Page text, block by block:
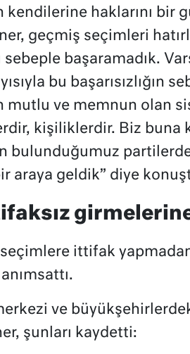
kendilerine haklarını bir
geçmiş seçimleri
başaramadık.
bu başarısızlığın
mutlu ve memnun olan
kişiliklerdir. Biz buna
bulunduğumuz
araya geldik” diye
ittifak
ve
şunları kaydetti: